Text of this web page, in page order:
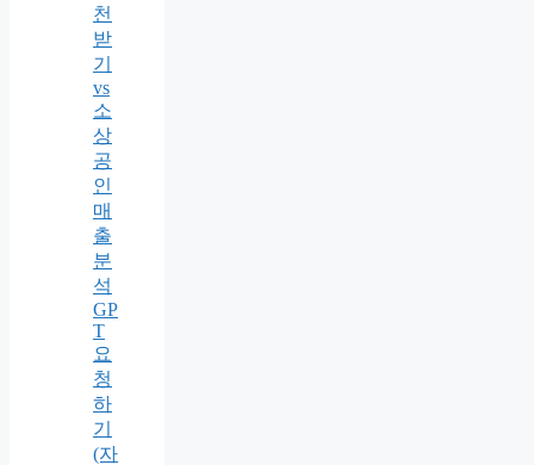
천
받
기
vs
소
상
공
인
매
출
분
석
GP
T
요
청
하
기
(자